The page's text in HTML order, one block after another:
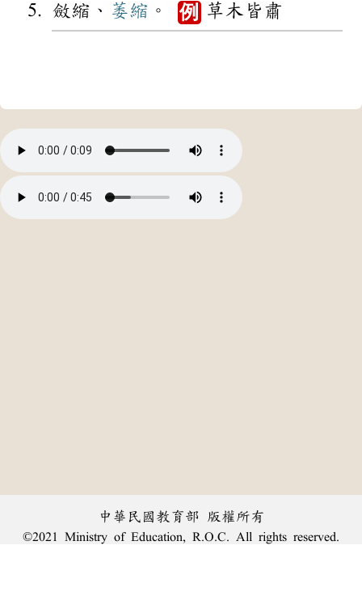
斂縮、 萎縮 。 例 草木皆肅
中華民國教育部 版權所有
©2021 Ministry of Education, R.O.C. All rights reserved.